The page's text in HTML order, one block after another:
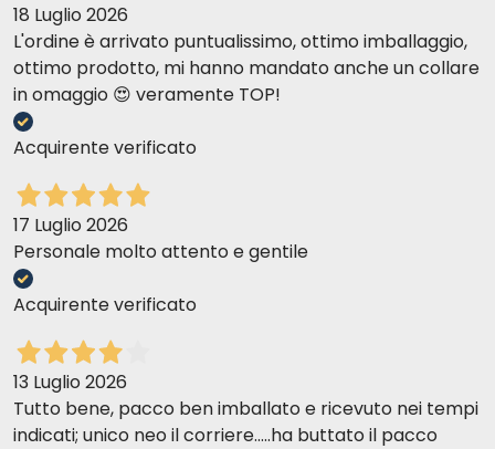
18 Luglio 2026
L'ordine è arrivato puntualissimo, ottimo imballaggio,
ottimo prodotto, mi hanno mandato anche un collare
in omaggio 😍 veramente TOP!
Acquirente verificato
17 Luglio 2026
Personale molto attento e gentile
Acquirente verificato
13 Luglio 2026
Tutto bene, pacco ben imballato e ricevuto nei tempi
indicati; unico neo il corriere.....ha buttato il pacco